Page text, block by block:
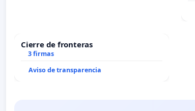
Cierre de fronteras
3 firmas
Aviso de transparencia